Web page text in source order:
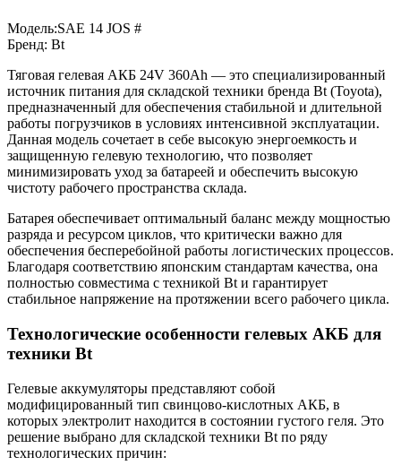
Модель:SAE 14 JOS #
Бренд: Bt
Тяговая гелевая АКБ 24V 360Ah — это специализированный
источник питания для складской техники бренда Bt (Toyota),
предназначенный для обеспечения стабильной и длительной
работы погрузчиков в условиях интенсивной эксплуатации.
Данная модель сочетает в себе высокую энергоемкость и
защищенную гелевую технологию, что позволяет
минимизировать уход за батареей и обеспечить высокую
чистоту рабочего пространства склада.
Батарея обеспечивает оптимальный баланс между мощностью
разряда и ресурсом циклов, что критически важно для
обеспечения бесперебойной работы логистических процессов.
Благодаря соответствию японским стандартам качества, она
полностью совместима с техникой Bt и гарантирует
стабильное напряжение на протяжении всего рабочего цикла.
Технологические особенности гелевых АКБ для
техники Bt
Гелевые аккумуляторы представляют собой
модифицированный тип свинцово-кислотных АКБ, в
которых электролит находится в состоянии густого геля. Это
решение выбрано для складской техники Bt по ряду
технологических причин: